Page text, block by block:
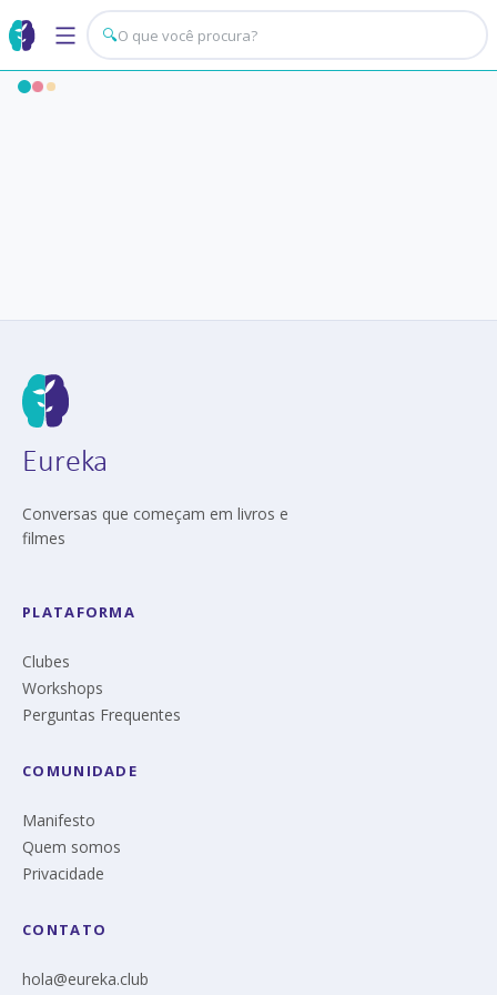
🔍
Eureka
Conversas que começam em livros e
filmes
PLATAFORMA
Clubes
Workshops
Perguntas Frequentes
COMUNIDADE
Manifesto
Quem somos
Privacidade
CONTATO
hola@eureka.club